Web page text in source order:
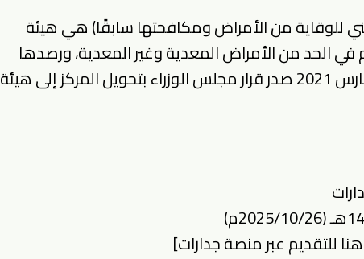
للوقاية من الأمراض ومكافحتها سابقًا) هي هيئة
الحد من الأمراض المعدية وغير المعدية، ورصدها
ومتابعتها ودرء انتشارها. في 2 مارس 2021 صدر قرار مجلس الوزراء بتحويل المركز إلى هيئة
للتقديم عبر منصة جدارات]